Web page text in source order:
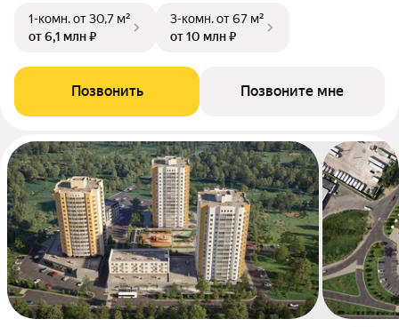
1-комн.от 30,7 м²
от 6,1 млн ₽
3-комн.от 67 м²
от 10 млн ₽
Позвонить Позвоните мне